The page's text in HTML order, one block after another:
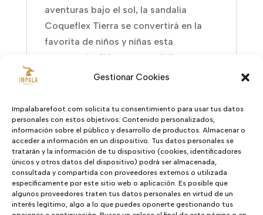
Gestionar Cookies
Impalabarefoot.com solicita tu consentimiento para usar tus datos
personales con estos objetivos: Contenido personalizados,
información sobre el público y desarrollo de productos. Almacenar o
acceder a información en un dispositivo. Tus datos personales se
tratarán y la información de tu dispositivo (cookies, identificadores
únicos y otros datos del dispositivo) podrá ser almacenada,
consultada y compartida con proveedores externos o utilizada
específicamente por este sitio web o aplicación. Es posible que
algunos proveedores traten tus datos personales en virtud de un
interés legítimo, algo a lo que puedes oponerte gestionando tus
aventuras bajo el sol, la sandalia
Coqueflex Tierra se convertirá en la
favorita de niños y niñas esta
temporada. Si buscas
sandalias
barefoot veganas para niños
localmente, ¡la Tierra es tu modelo!
Valoraciones (0)
Valoraciones